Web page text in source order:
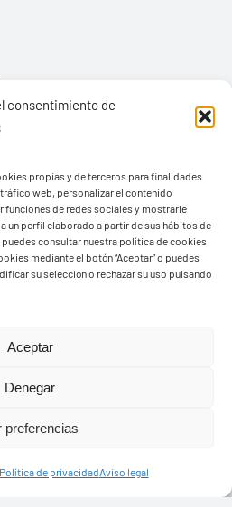
consentimiento de
propias y de terceros para finalidades
web, personalizar el contenido
funciones de redes sociales y mostrarle
un perfil elaborado a partir de sus hábitos de
puedes consultar nuestra política de cookies
mediante el botón “Aceptar” o puedes
su selección o rechazar su uso pulsando
Aceptar
Denegar
preferencias
de privacidadAviso legal
de Yaiza - Todos los